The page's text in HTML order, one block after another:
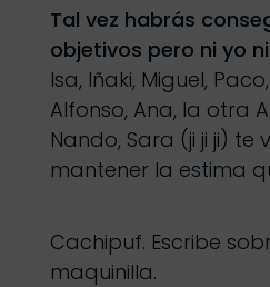
Tal vez habrás
objetivos pero ni yo
Isa, Iñaki, Miguel,
Alfonso, Ana, la otra
Nando, Sara (ji ji ji) te
mantener la estima
Cachipuf. Escribe
maquinilla.